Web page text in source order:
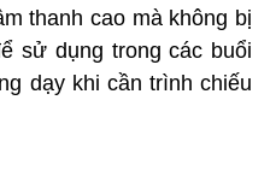
thanh cao mà không bị
sử dụng trong các buổi
dạy khi cần trình chiếu